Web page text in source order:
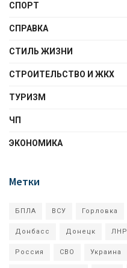
СПОРТ
СПРАВКА
СТИЛЬ ЖИЗНИ
СТРОИТЕЛЬСТВО И ЖКХ
ТУРИЗМ
ЧП
ЭКОНОМИКА
Метки
БПЛА ВСУ Горловка
Донбасс Донецк ЛНР
Россия СВО Украина